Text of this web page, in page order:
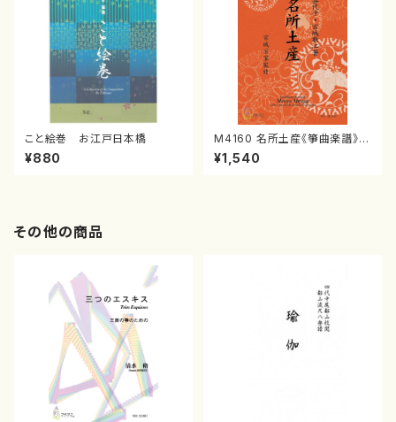
こと絵巻 お江戸日本橋
¥880
M4160 名所土産《箏曲楽譜》
（箏/宮城喜代子・宮城数江著・
宮城宗家監修/箏曲古典楽譜）
¥1,540
その他の商品